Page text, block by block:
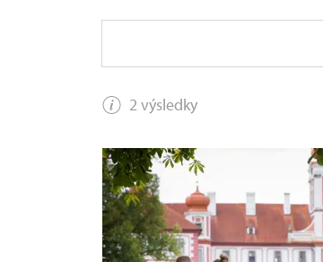
2 výsledky